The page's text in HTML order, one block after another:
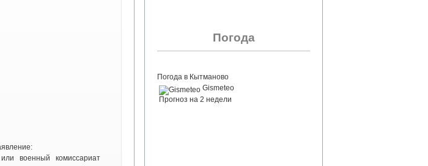
военный комиссариат
Погода
Погода в Кытманово
Gismeteo
Прогноз на 2 недели